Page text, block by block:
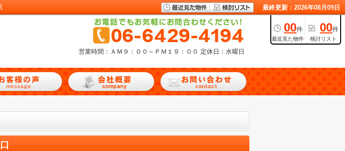
最終更新：2026年08月09日
00件
最近見た物件
00件
検討リスト
営業時間：ＡＭ９：００～ＰＭ１９：００ 定休日：水曜日